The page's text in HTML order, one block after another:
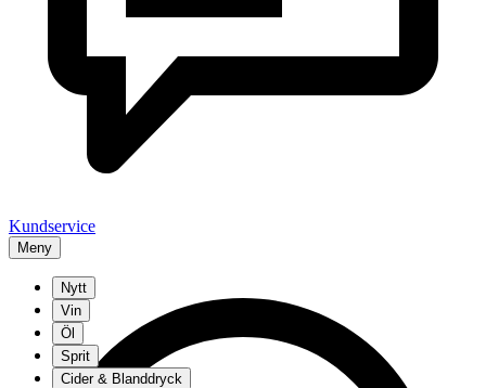
Kundservice
Meny
Nytt
Vin
Öl
Sprit
Cider & Blanddryck